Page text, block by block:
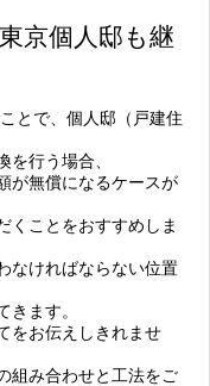
京個人邸も継
とで、個人邸（戸建住
行う場合、
が無償になるケースが
くことをおすすめしま
なければならない位置
きます。
をお伝えしきれませ
組み合わせと工法をご